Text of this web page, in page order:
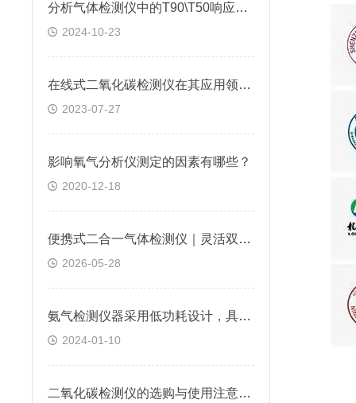
分析气体检测仪中的T90\T50响应时间
2024-10-23
在线式二氧化碳检测仪在其应用领域发挥的作用
2023-07-27
影响氧气分析仪测定的因素有哪些？
2020-12-18
便携式二合一气体检测仪｜灵活双气检测，让工业安全巡检更可靠
2026-05-28
氨气检测仪器采用低功耗设计，具有较长的使用寿命
2024-01-10
二氧化碳检测仪的选购与使用注意事项